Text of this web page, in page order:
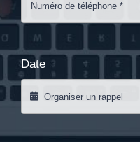
Date